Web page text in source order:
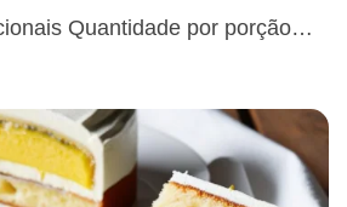
Quantidade por porção…